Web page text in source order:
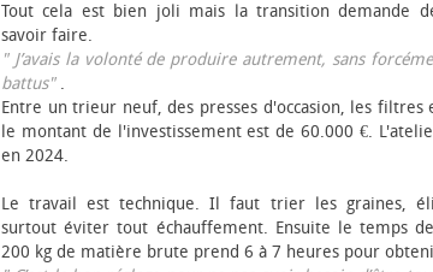
Tout cela est bien joli mais la transition demande
savoir faire.
" J’avais la volonté de produire autrement, sans
battus".
Entre un trieur neuf, des presses d'occasion, les
le montant de l'investissement est de 60.000 €.
en 2024.
Le travail est technique. Il faut trier les graines,
surtout éviter tout échauffement. Ensuite le temps
200 kg de matière brute prend 6 à 7 heures pour